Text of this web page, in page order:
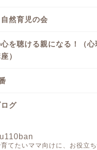
然育児の会
を聴ける親になる！（心
）
グ
てたいママ向けに、お役立